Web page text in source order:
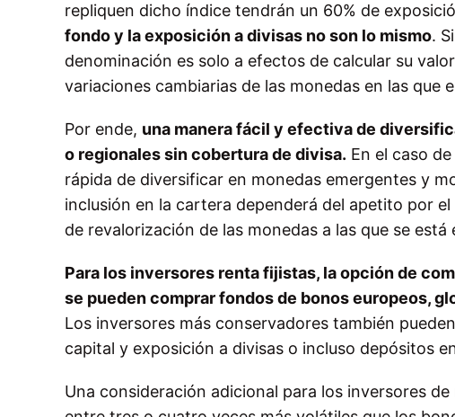
repliquen dicho índice tendrán un 60% de
fondo y la exposición a divisas no son lo mismo.
denominación es solo a efectos de calcular su
variaciones cambiarias de las monedas en las que
Por ende, una manera fácil y efectiva de
o regionales sin cobertura de divisa. En el caso
rápida de diversificar en monedas emergentes y
inclusión en la cartera dependerá del apetito por
de revalorización de las monedas a las que se está
Para los inversores renta fijistas, la opción de
se pueden comprar fondos de bonos europeos,
Los inversores más conservadores también
capital y exposición a divisas o incluso depósitos
Una consideración adicional para los inversores